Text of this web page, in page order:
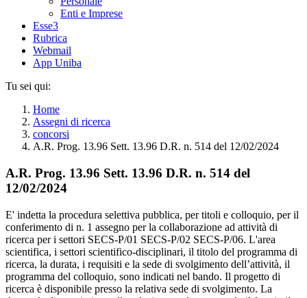
Enti e Imprese
Esse3
Rubrica
Webmail
App Uniba
Tu sei qui:
Home
Assegni di ricerca
concorsi
A.R. Prog. 13.96 Sett. 13.96 D.R. n. 514 del 12/02/2024
A.R. Prog. 13.96 Sett. 13.96 D.R. n. 514 del
12/02/2024
E' indetta la procedura selettiva pubblica, per titoli e colloquio, per il
conferimento di n. 1 assegno per la collaborazione ad attività di
ricerca per i settori SECS-P/01 SECS-P/02 SECS-P/06. L'area
scientifica, i settori scientifico-disciplinari, il titolo del programma di
ricerca, la durata, i requisiti e la sede di svolgimento dell’attività, il
programma del colloquio, sono indicati nel bando. Il progetto di
ricerca è disponibile presso la relativa sede di svolgimento. La